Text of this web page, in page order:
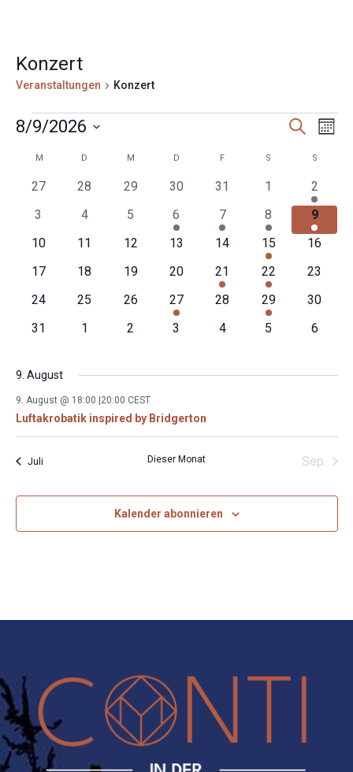
Konzert
Veranstaltungen Konzert
Veranstaltungen
und
Suche
8/9/2026
Kalender
von
M D DIENSTAGM MITTWOCH
D DONNERSTAG
F S SAMSTAGS
0
27
0
28
0
29
0
30
0
Veranstaltungen
31
0
Veranstaltungen
1
1
2
0
3
0
4
0
Veranstaltungen
5
1
Veranstaltung
6
1
Veranstaltung
7
1
Veranstaltung
8
1
9
0
10
0
11
0
12
0
13
0
Veranstaltungen
14
1
Veranstaltung
15
0
16
0
17
0
18
0
19
0
Veranstaltungen
20
1
Veranstaltung
21
1
Veranstaltung
22
0
23
0
24
0
25
0
Veranstaltungen
26
1
Veranstaltung
27
0
Veranstaltungen
28
1
Veranstaltung
29
0
30
0
31
0
1
0
2
0
3
0
4
0
5
0
6
9. August
9. August @ 18:00 |20:00 CEST
Luftakrobatik inspired by Bridgerton
Juli Dieser Monat Sep.
Kalender abonnieren